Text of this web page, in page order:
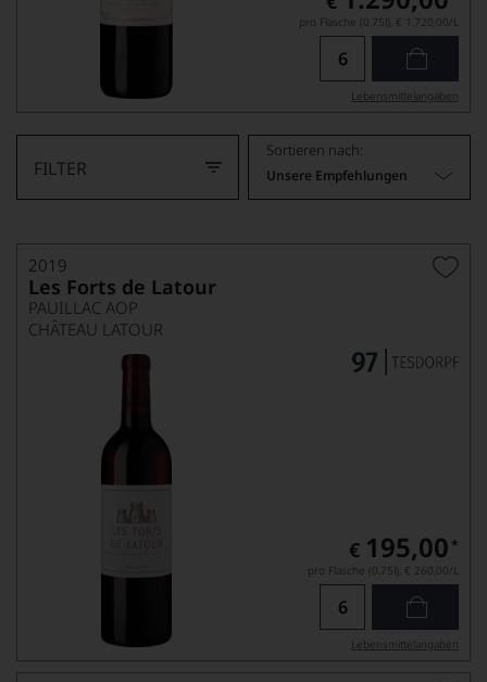
pro Flasche (0.75l), € 1.720,00/L
Lebensmittel­angaben
FILTER
Sortieren nach:
Unsere Empfehlungen
2019
Les Forts de Latour
PAUILLAC AOP
CHÂTEAU LATOUR
€ 195,00 *
pro Flasche (0.75l), € 260,00/L
Lebensmittel­angaben